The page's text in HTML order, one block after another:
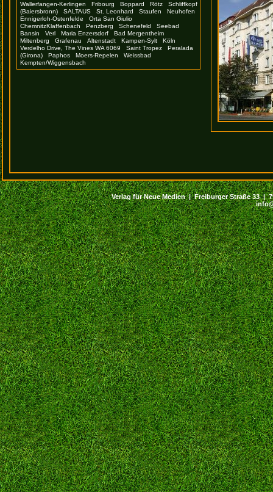
Wallerfangen-Kerlingen Fribourg Boppard Rötz
Schliffkopf
(Baiersbronn)
SALTAUS St. Leonhard Staufen
Neuhofen
Ennigerloh-Ostenfelde
Orta San Giulio
ChemnitzKlaffenbach
Penzberg Schenefeld
Seebad
Bansin
Verl Maria Enzersdorf
Bad Mergentheim
Miltenberg
Grafenau Altenstadt Kampen-Sylt
Köln
Verdelho Drive, The Vines WA 6069
Saint Tropez
Peralada
(Girona)
Paphos Moers-Repelen
Weissbad
Kempten/Wiggensbach
Verlag für Neue Medien | Freiburger Straße 33 |